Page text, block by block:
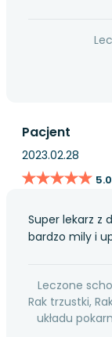
Pacjent
2023.02.28
★★★★★
★★★★★ 5.0
Super lekarz z
bardzo mily i
Leczone
Rak trzustki,
układu